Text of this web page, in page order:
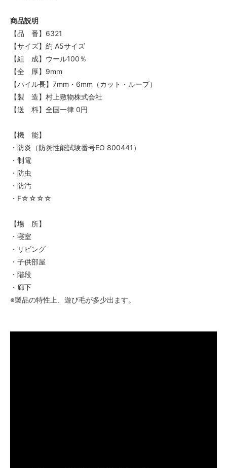
商品説明
【品 番】6321
【サイズ】約 A5サイズ
【組 成】ウール100％
【全 厚】9mm
【パイル長】7mm・6mm（カット・ループ）
【製 造】村上敷物株式会社
【送 料】全国一律 0円
【機 能】
・防炎（防炎性能試験番号EO 800441）
・制電
・防虫
・防汚
・F☆☆☆☆
【場 所】
・寝室
・リビング
・子供部屋
・階段
・廊下
※製品の特性上、遊び毛が多少出ます。